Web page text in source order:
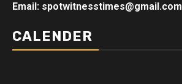
Email: spotwitnesstimes@gmail.com
CALENDER